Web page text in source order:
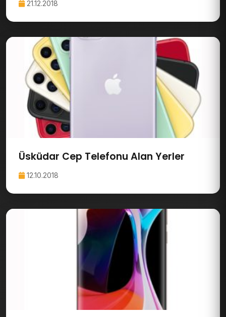
21.12.2018
Üsküdar Cep Telefonu Alan Yerler
12.10.2018